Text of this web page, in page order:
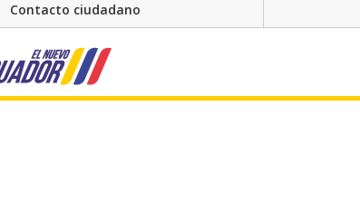
Contacto ciudadano